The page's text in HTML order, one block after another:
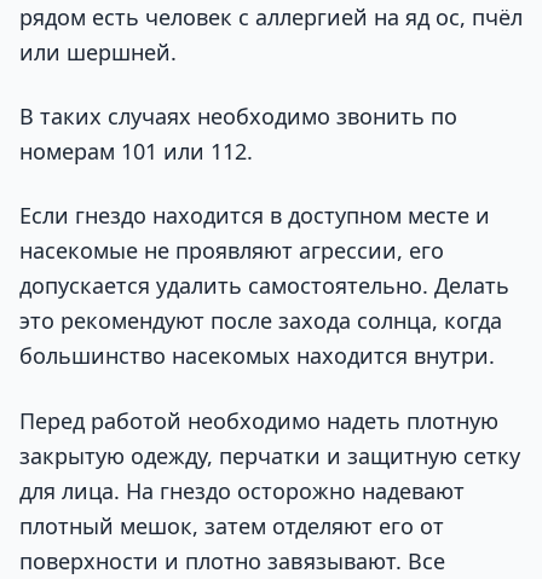
рядом есть человек с аллергией на яд ос, пчёл
или шершней.
В таких случаях необходимо звонить по
номерам 101 или 112.
Если гнездо находится в доступном месте и
насекомые не проявляют агрессии, его
допускается удалить самостоятельно. Делать
это рекомендуют после захода солнца, когда
большинство насекомых находится внутри.
Перед работой необходимо надеть плотную
закрытую одежду, перчатки и защитную сетку
для лица. На гнездо осторожно надевают
плотный мешок, затем отделяют его от
поверхности и плотно завязывают. Все